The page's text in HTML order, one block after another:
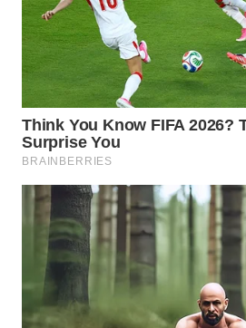
WN
MANDALIKA
LIKUPANG
WN
LABUANBAJO
WN
BORNEO
Media